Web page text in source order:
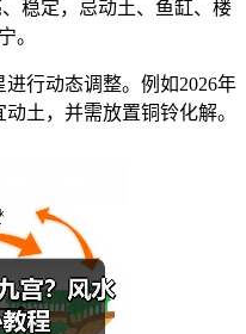
稳定，忌动土、鱼缸、楼
。
行动态调整。例如2026年
土，并需放置铜铃化解。